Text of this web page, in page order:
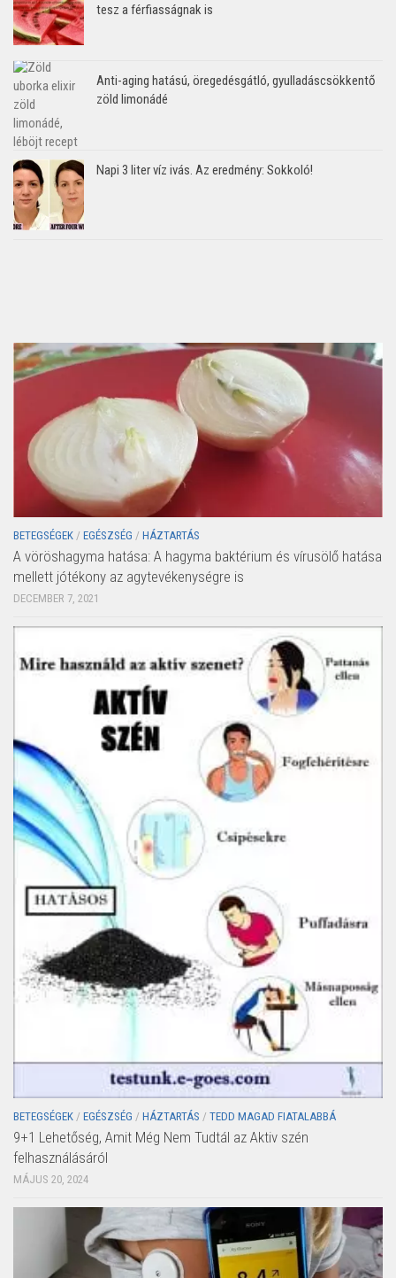
tesz a férfiasságnak is
Anti-aging hatású, öregedésgátló, gyulladáscsökkentő
zöld limonádé
Napi 3 liter víz ivás. Az eredmény: Sokkoló!
BETEGSÉGEK / EGÉSZSÉG / HÁZTARTÁS
A vöröshagyma hatása: A hagyma baktérium és vírusölő hatása
mellett jótékony az agytevékenységre is
DECEMBER 7, 2021
BETEGSÉGEK / EGÉSZSÉG / HÁZTARTÁS / TEDD MAGAD FIATALABBÁ
9+1 Lehetőség, Amit Még Nem Tudtál az Aktiv szén
felhasználásáról
MÁJUS 20, 2024